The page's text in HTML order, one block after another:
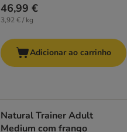
46,99 €
3,92 € / kg
Adicionar ao carrinho
Natural Trainer Adult
Medium com frango